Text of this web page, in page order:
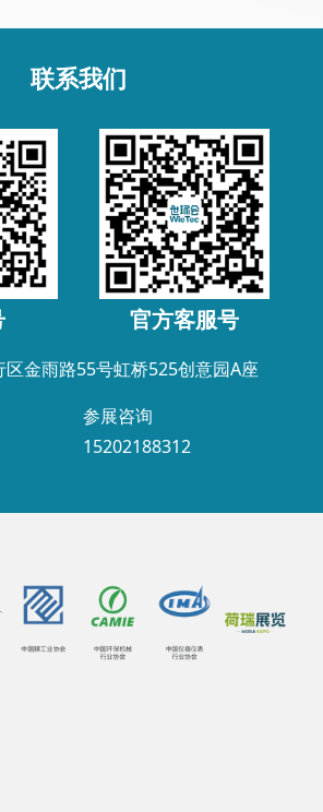
联系我们
官方客服号
金雨路55号虹桥525创意园A座
参展咨询
15202188312